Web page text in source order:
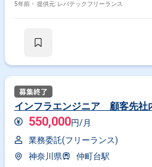
5年前・ 提供元: レバテックフリーランス
インフラエンジニア 顧客先社
550,000円/月
業務委託(フリーランス)
神奈川県
仲町台駅